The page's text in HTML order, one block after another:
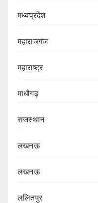
मध्यप्रदेश
महाराजगंज
महाराष्ट्र
माधौगढ़
राजस्थान
लखनऊ
लखनऊ
ललितपुर